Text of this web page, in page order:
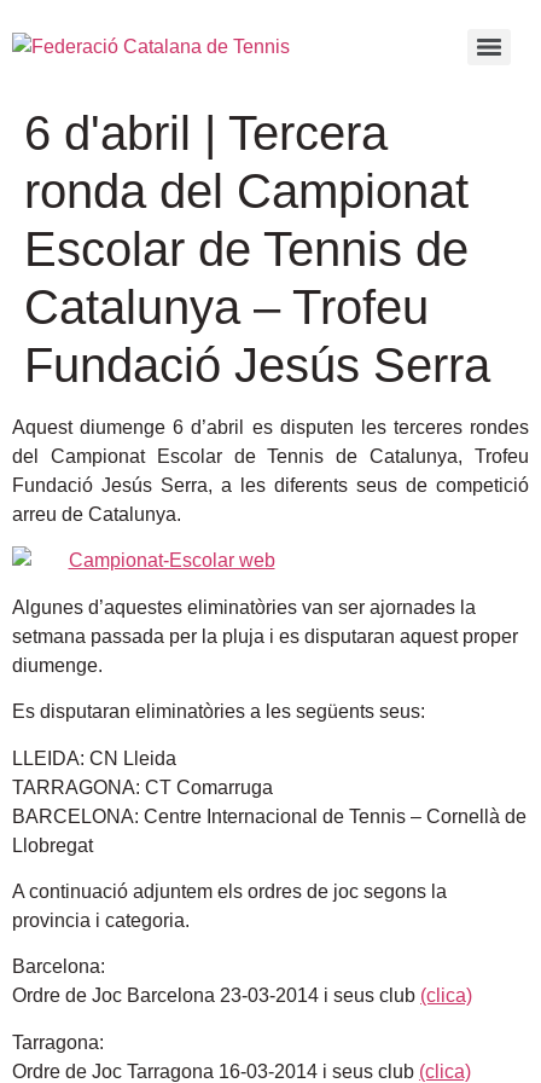
6 d'abril | Tercera
ronda del Campionat
Escolar de Tennis de
Catalunya – Trofeu
Fundació Jesús Serra
Aquest diumenge 6 d’abril es disputen les terceres rondes
del Campionat Escolar de Tennis de Catalunya, Trofeu
Fundació Jesús Serra, a les diferents seus de competició
arreu de Catalunya.
Algunes d’aquestes eliminatòries van ser ajornades la
setmana passada per la pluja i es disputaran aquest proper
diumenge.
Es disputaran eliminatòries a les següents seus:
LLEIDA: CN Lleida
TARRAGONA: CT Comarruga
BARCELONA: Centre Internacional de Tennis – Cornellà de
Llobregat
A continuació adjuntem els ordres de joc segons la
provincia i categoria.
Barcelona:
Ordre de Joc Barcelona 23-03-2014 i seus club (clica)
Tarragona:
Ordre de Joc Tarragona 16-03-2014 i seus club (clica)